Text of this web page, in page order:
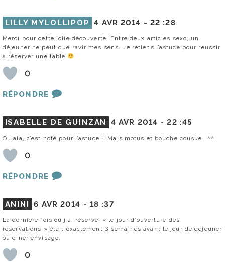
LILLY MYLOLLIPOP 4 AVR 2014 - 22 :28
Merci pour cette jolie découverte. Entre deux articles sexo, un
déjeuner ne peut que ravir mes sens. Je retiens l’astuce pour réussir
à réserver une table
0
RÉPONDRE
ISABELLE DE GUINZAN 4 AVR 2014 -22 :45
Oulala, c’est noté pour l’astuce !! Mais motus et bouche cousue… ^^
0
RÉPONDRE
ANINI 6 AVR 2014 - 18 :37
La dernière fois où j’ai réservé, « le jour d’ouverture des
réservations » était exactement 3 semaines avant le jour de déjeuner
ou dîner envisagé.
0